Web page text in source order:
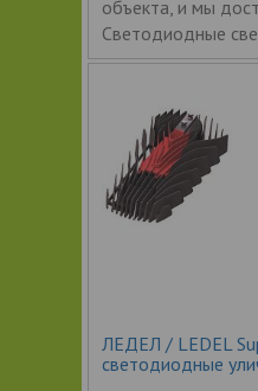
объекта, и мы
Светодиодные
ЛЕДЕЛ / LEDEL
светодиодные